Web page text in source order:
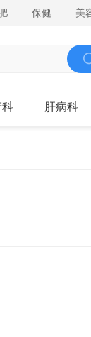
保健 美
科 肝病科